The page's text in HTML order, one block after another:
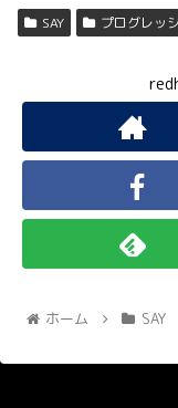
SAY プログレッ
ホーム SAY